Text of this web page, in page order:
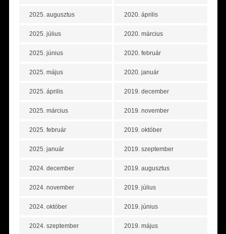
2025. augusztus
2025. július
2025. június
2025. május
2025. április
2025. március
2025. február
2025. január
2024. december
2024. november
2024. október
2024. szeptember
2020. április
2020. március
2020. február
2020. január
2019. december
2019. november
2019. október
2019. szeptember
2019. augusztus
2019. július
2019. június
2019. május